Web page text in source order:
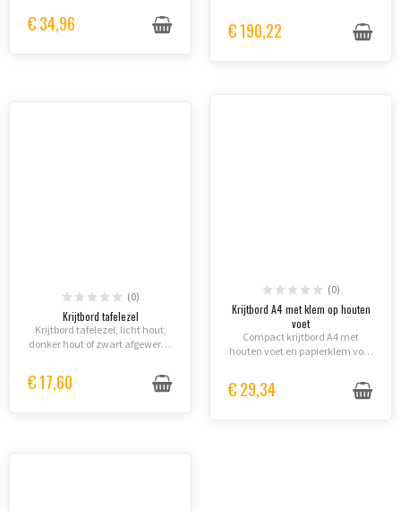
€ 34,96
bedrijven.
€ 190,22
(0)
Krijtbord tafelezel
Krijtbord tafelezel, licht hout,
donker hout of zwart afgewerkt.
dubbelzijdig beschrijfbaar.
€ 17,60
(0)
Krijtbord A4 met klem op houten
voet
Compact krijtbord A4 met
houten voet en papierklem voor
evenementen. Dubbelzijdig
bruikbaar, snel bezorgd.
€ 29,34